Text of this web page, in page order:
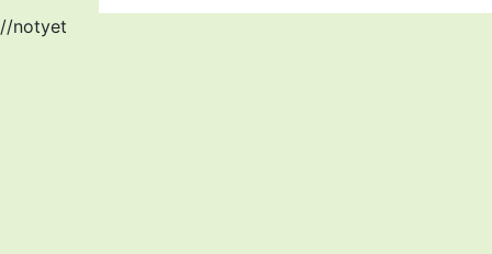
//notyet